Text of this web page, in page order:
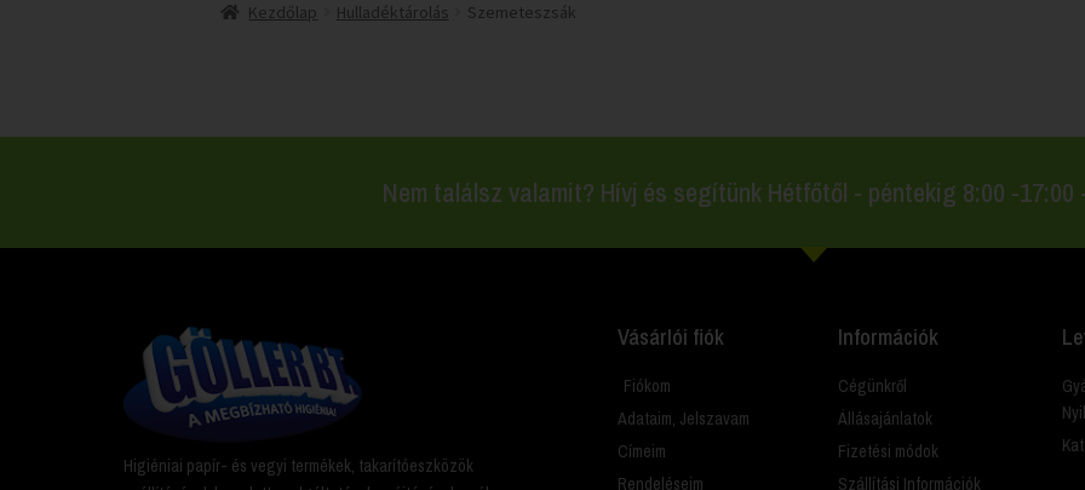
Kezdőlap Hulladéktárolás Szemeteszsák
Nem találsz valamit? Hívj és segítünk Hétfőtől - péntekig 8:00 -17:00
Higiéniai papír- és vegyi termékek, takarítóeszközök
Vásárlói fiók
Fiókom
Adataim, Jelszavam
Címeim
Rendeléseim
Információk
Cégünkről
Állásajánlatok
Fizetési módok
Szállítási Információk